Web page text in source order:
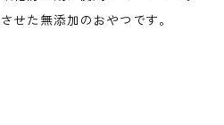
せた無添加のおやつです。